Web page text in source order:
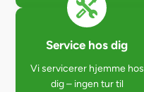
Service hos dig
Vi servicerer hjemme hos
dig – ingen tur til